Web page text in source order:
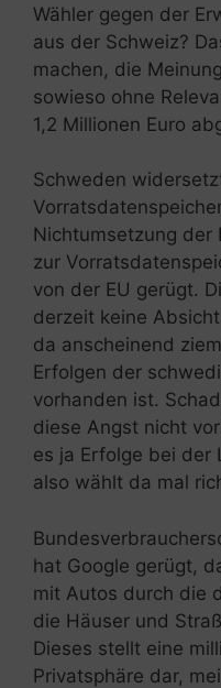
Wähler gegen der
aus der Schweiz?
machen, die
sowieso ohne
1,2 Millionen Euro
Schweden
Nichtumsetzung der
zur
von der EU gerügt.
derzeit keine
da anscheinend
Erfolgen der
vorhanden ist.
diese Angst nicht
es ja Erfolge bei der
also wählt da mal
hat Google gerügt,
mit Autos durch die
die Häuser und
Dieses stellt eine
Privatsphäre dar,